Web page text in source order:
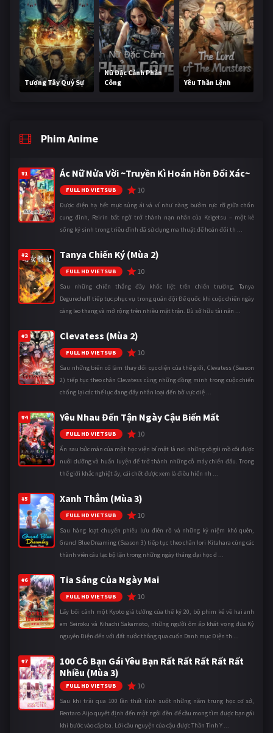
Tương Tây Quỷ Sự
Nữ Đặc Cảnh Phản
Công
Yêu Thần Lệnh
Phim Anime
#1 Ác Nữ Nửa Vời ~Truyền Kì Hoán Hồn Đổi Xác~
FULL HD VIETSUB 10
Được điện hạ hết mực sủng ái và ví như nàng bướm rực rỡ giữa chốn
cung đình, Reirin bất ngờ trở thành nạn nhân của Keigetsu – một kẻ
sống ký sinh trong triều đình đã sử dụng ma thuật để hoán đổi th ...
#2 Tanya Chiến Ký (Mùa 2)
FULL HD VIETSUB 10
Sau những chiến thắng đầy khốc liệt trên chiến trường, Tanya
Degurechaff tiếp tục phục vụ trong quân đội Đế quốc khi cuộc chiến ngày
càng leo thang và mở rộng trên nhiều mặt trận. Dù sở hữu tài năn ...
#3 Clevatess (Mùa 2)
FULL HD VIETSUB 10
Sau những biến cố làm thay đổi cục diện của thế giới, Clevatess (Season
2) tiếp tục theo chân Clevatess cùng những đồng minh trong cuộc chiến
chống lại các thế lực đang đẩy nhân loại đến bờ vực diệ ...
#4 Yêu Nhau Đến Tận Ngày Cậu Biến Mất
FULL HD VIETSUB 10
Ẩn sau bức màn của một học viện bí mật là nơi những cô gái mồ côi được
nuôi dưỡng và huấn luyện để trở thành những cỗ máy chiến đấu. Trong
thế giới khắc nghiệt ấy, cái chết được xem là điều hiển nh ...
#5 Xanh Thẳm (Mùa 3)
FULL HD VIETSUB 10
Sau hàng loạt chuyến phiêu lưu điên rồ và những kỷ niệm khó quên,
Grand Blue Dreaming (Season 3) tiếp tục theo chân Iori Kitahara cùng các
thành viên câu lạc bộ lặn trong những ngày tháng đại học đ ...
#6 Tia Sáng Của Ngày Mai
FULL HD VIETSUB 10
Lấy bối cảnh một Kyoto giả tưởng của thế kỷ 20, bộ phim kể về hai anh
em Seiroku và Kihachi Sakamoto, những người ôm ấp khát vọng đưa Kỷ
nguyên Điện đến với đất nước thông qua cuốn Danh mục Điện th ...
#7
100 Cô Bạn Gái Yêu Bạn Rất Rất Rất Rất Rất
Nhiều (Mùa 3)
FULL HD VIETSUB 10
Sau khi trải qua 100 lần thất tình suốt những năm trung học cơ sở,
Rentaro Aijo quyết định đến một ngôi đền để cầu mong tìm được bạn gái
khi bước vào cấp ba. Lời cầu nguyện của cậu được Thần Tình Y ...